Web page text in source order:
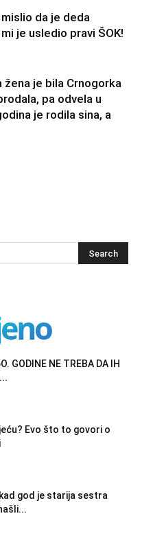
da je deda
je usledio pravi ŠOK!
žena je bila Crnogorka
pa odvela u
je rodila sina, a
GODINE NE TREBA DA IH
Evo što to govori o
god je starija sestra